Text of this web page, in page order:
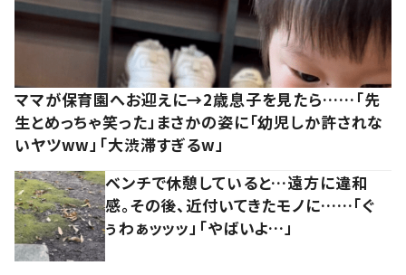
ママが保育園へお迎えに→2歳息子を見たら……「先
生とめっちゃ笑った」まさかの姿に「幼児しか許されな
いヤツww」「大渋滞すぎるw」
ベンチで休憩していると…遠方に違和
感。その後、近付いてきたモノに……「ぐ
ぅわぁッッッ」「やばいよ…」